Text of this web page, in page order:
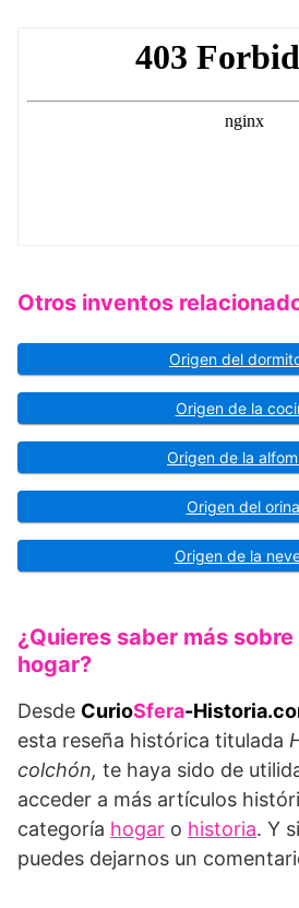
Otros inventos
Origen del
Origen de la
Origen de la
Origen del
Origen de la
¿Quieres saber más
hogar?
Desde CurioSfera-
esta reseña histórica titulada
colchón, te haya sido de
acceder a más artículos
categoría hogar o historia. Y
puedes dejarnos un